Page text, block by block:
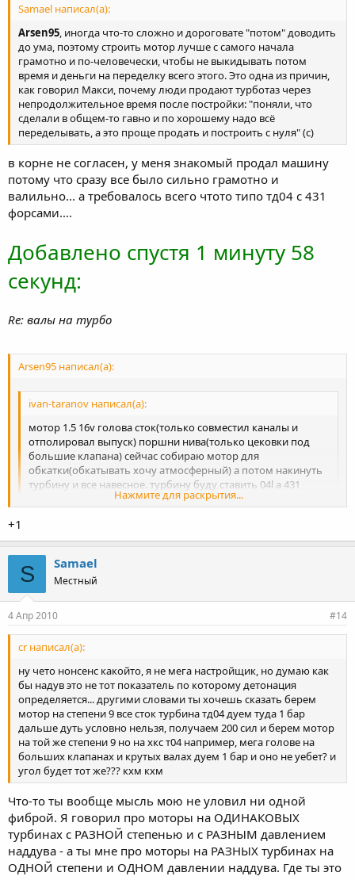
Samael написал(а):
Arsen95, иногда что-то сложно и дороговате "потом" доводить
до ума, поэтому строить мотор лучше с самого начала
грамотно и по-человечески, чтобы не выкидывать потом
время и деньги на переделку всего этого. Это одна из причин,
как говорил Макси, почему люди продают турботаз через
непродолжительное время после постройки: "поняли, что
сделали в общем-то гавно и по хорошему надо всё
переделывать, а это проще продать и построить с нуля" (с)
в корне не согласен, у меня знакомый продал машину
потому что сразу все было сильно грамотно и
валильно... а требовалось всего чтото типо тд04 с 431
форсами....
Добавлено спустя 1 минуту 58
секунд:
Re: валы на турбо
Arsen95 написал(а):
ivan-taranov написал(а):
мотор 1.5 16v голова сток(только совместил каналы и
отполировал выпуск) поршни нива(только цековки под
большие клапана) сейчас собираю мотор для
обкатки(обкатывать хочу атмосферный) а потом накинуть
турбину и все навесное. турбину буду ставить 04l а 431
форсы. подскажите по валам, какие ставить? стоковые или
Вообще тебе братуль надо бы сначала собрать это все дело как
оно есть на стоке, посмотреть как оно едет, и решить чего ты
хочешь от железа в дальнейшем, т.е если тебя не устраивает
что-то всегда можно это довести до ума...
Нажмите для раскрытия...
+1
S Samael
Местный
4 Апр 2010 #14
cr написал(а):
ну чето нонсенс какойто, я не мега настройщик, но думаю как
бы надув это не тот показатель по которому детонация
определяется... другими словами ты хочешь сказать берем
мотор на степени 9 все сток турбина тд04 дуем туда 1 бар
дальше дуть условно нельзя, получаем 200 сил и берем мотор
на той же степени 9 но на хкс т04 например, мега голове на
больших клапанах и крутых валах дуем 1 бар и оно не уебет? и
угол будет тот же??? кхм кхм
Что-то ты вообще мысль мою не уловил ни одной
фиброй. Я говорил про моторы на ОДИНАКОВЫХ
турбинах с РАЗНОЙ степенью и с РАЗНЫМ давлением
наддува - а ты мне про моторы на РАЗНЫХ турбинах на
ОДНОЙ степени и ОДНОМ давлении наддува. Где ты это